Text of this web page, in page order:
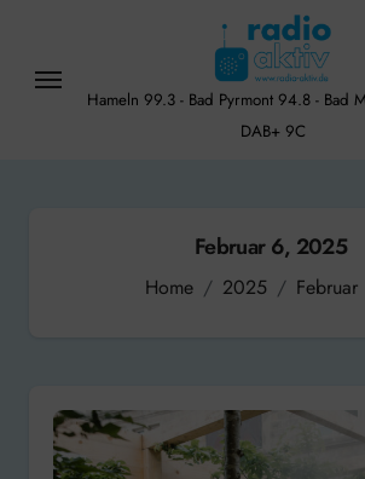
content
Hameln 99.3 - Bad Pyrmont 94.8 - Bad
DAB+ 9C
Februar 6, 2025
Home 2025 Februar